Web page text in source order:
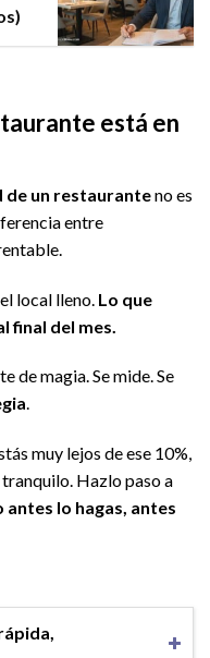
está en
de un restauranteno es
entre
local lleno. Lo que
final del mes.
de magia. Se mide. Se
.
muy lejos de ese 10%,
Hazlo paso a
antes lo hagas, antes